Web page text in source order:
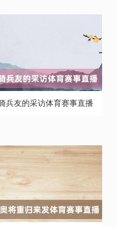
兵友的采访体育赛事直播